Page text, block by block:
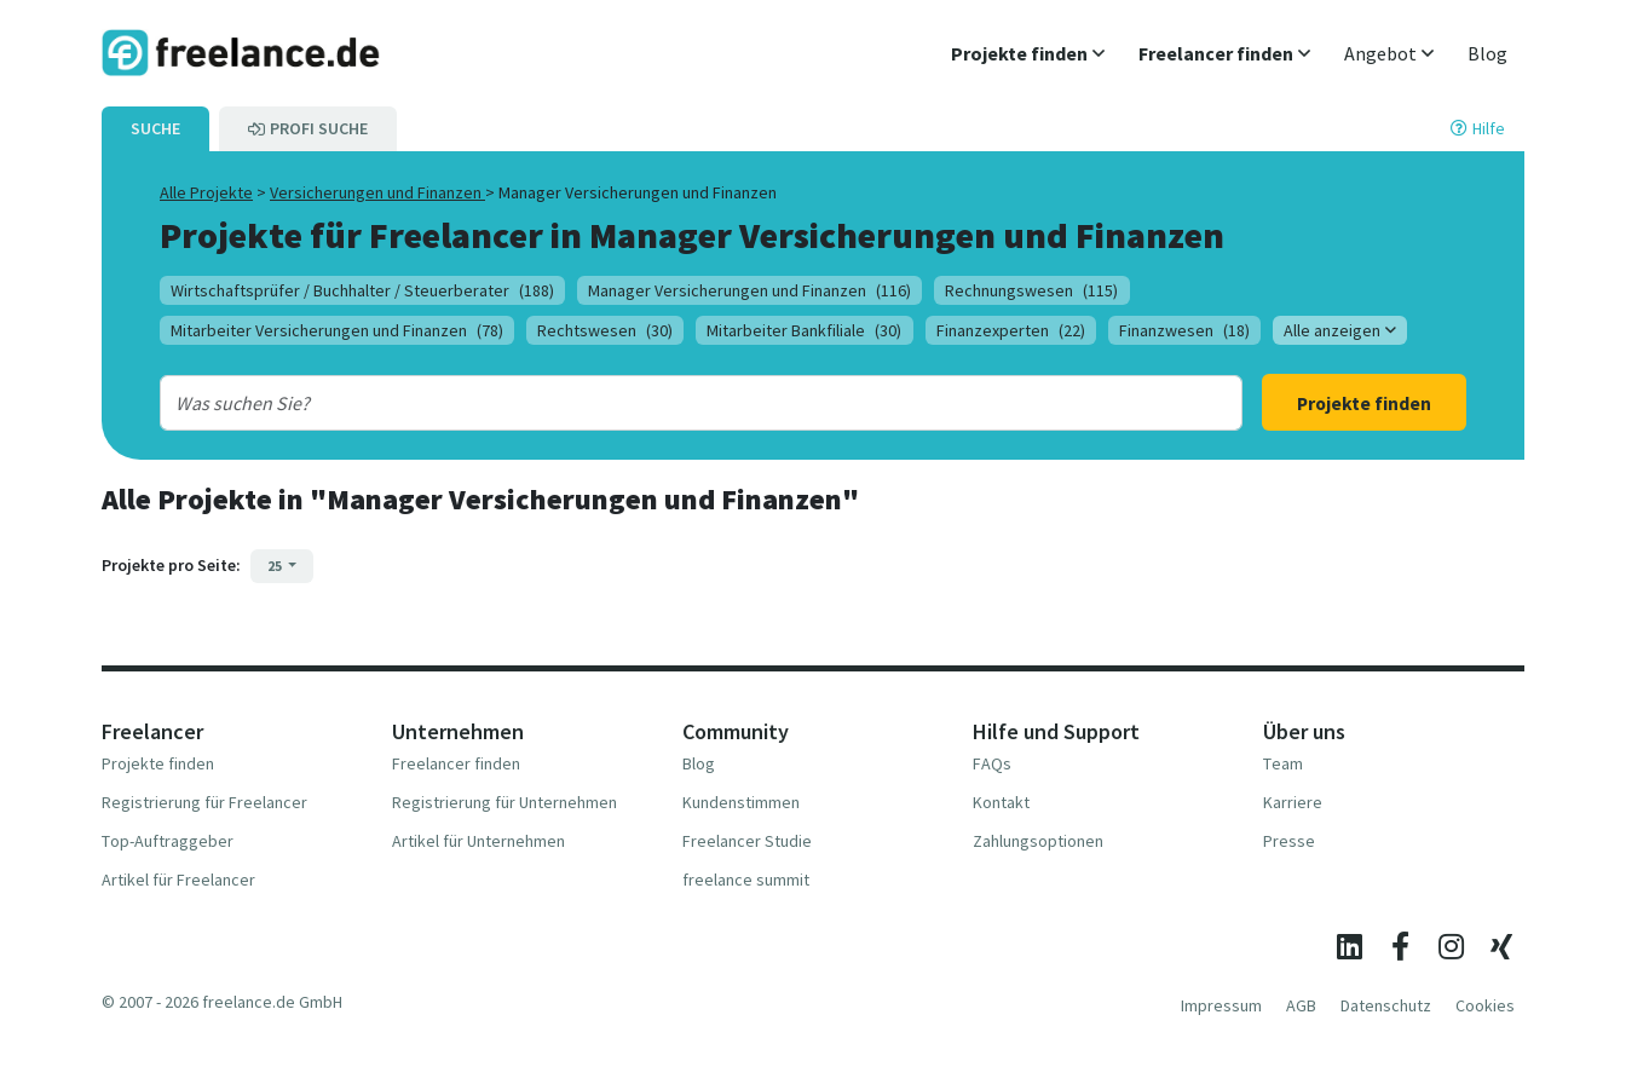
Projekte finden Freelancer finden Angebot Blog
SUCHE PROFI SUCHE Hilfe
Alle Projekte > Versicherungen und Finanzen > Manager Versicherungen und Finanzen
Projekte für Freelancer in Manager Versicherungen und Finanzen
Wirtschaftsprüfer / Buchhalter / Steuerberater (188) Manager Versicherungen und Finanzen (116) Rechnungswesen (115)
Mitarbeiter Versicherungen und Finanzen (78) Rechtswesen (30) Mitarbeiter Bankfiliale (30) Finanzexperten (22) Finanzwesen (18) Alle anzeigen
Projekte finden
Alle Projekte in "Manager Versicherungen und Finanzen"
Projekte pro Seite: 25
Freelancer
Projekte finden
Registrierung für Freelancer
Top-Auftraggeber
Artikel für Freelancer
Unternehmen
Freelancer finden
Registrierung für Unternehmen
Artikel für Unternehmen
Community
Blog
Kundenstimmen
Freelancer Studie
freelance summit
Hilfe und Support
FAQs
Kontakt
Zahlungsoptionen
Über uns
Team
Karriere
Presse
Impressum AGB Datenschutz Cookies
© 2007 - 2026 freelance.de GmbH